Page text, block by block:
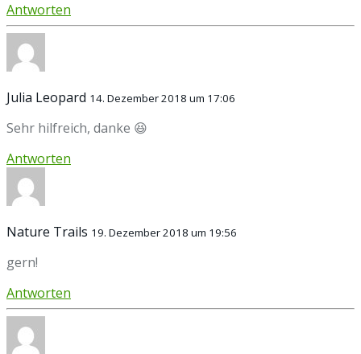
Antworten
Julia Leopard 14. Dezember 2018 um 17:06
Sehr hilfreich, danke 😆
Antworten
Nature Trails 19. Dezember 2018 um 19:56
gern!
Antworten